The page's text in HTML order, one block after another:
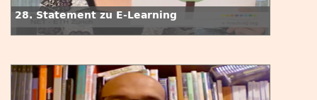
28. Statement zu E-Learning